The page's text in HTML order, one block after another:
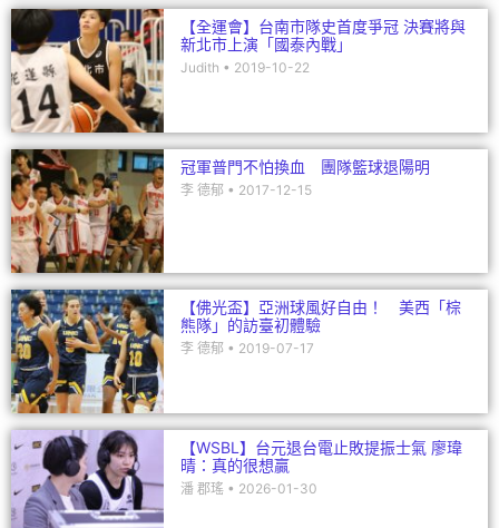
【全運會】台南市隊史首度爭冠 決賽將與
新北市上演「國泰內戰」
Judith 2019-10-22
冠軍普門不怕換血 團隊籃球退陽明
李 德郁 2017-12-15
【佛光盃】亞洲球風好自由！ 美西「棕
熊隊」的訪臺初體驗
李 德郁 2019-07-17
【WSBL】台元退台電止敗提振士氣 廖瑋
晴：真的很想贏
潘 郡瑤 2026-01-30